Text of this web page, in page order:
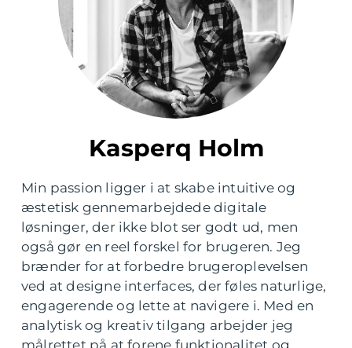
Kasperq Holm
Min passion ligger i at skabe intuitive og
æstetisk gennemarbejdede digitale
løsninger, der ikke blot ser godt ud, men
også gør en reel forskel for brugeren. Jeg
brænder for at forbedre brugeroplevelsen
ved at designe interfaces, der føles naturlige,
engagerende og lette at navigere i. Med en
analytisk og kreativ tilgang arbejder jeg
målrettet på at forene funktionalitet og